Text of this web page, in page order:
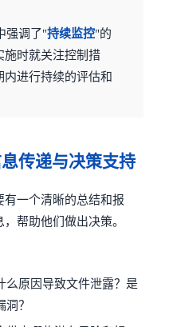
强调了"持续监控"的
施时就关注控制措
进行持续的评估和
传递与决策支持
一个清晰的总结和报
帮助他们做出决策。
么原因导致文件泄露？是
？